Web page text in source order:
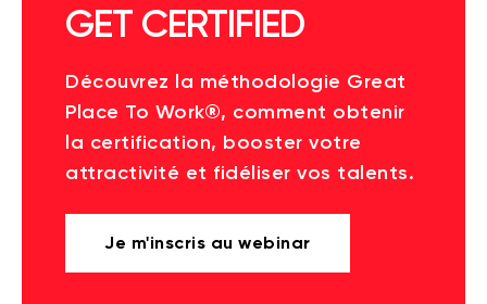
GET CERTIFIED
Découvrez la méthodologie Great
Place To Work®, comment obtenir
la certification, booster votre
attractivité et fidéliser vos talents.
Je m'inscris au webinar